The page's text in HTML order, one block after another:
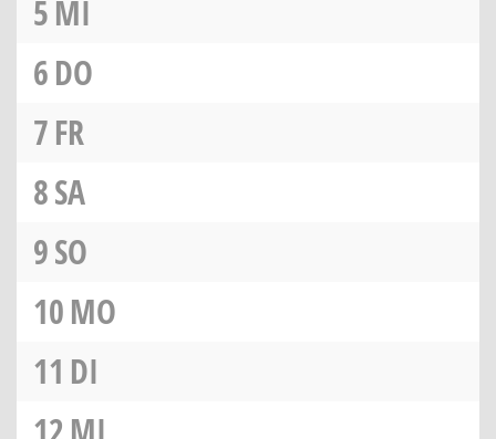
5MI
6DO
7FR
8SA
9SO
10MO
11 DI